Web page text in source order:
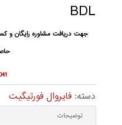
BDL
جهت دریافت مشاوره رایگان و
دسته: فایروال فورتیگیت
توضیحات